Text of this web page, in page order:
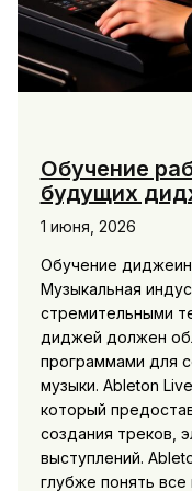
Обучение
будущих
1 июня, 2026
Обучение
Музыкальная
стремительными
диджей должен
программами для
музыки. Ableton
который
создания треков,
выступлений.
глубже понять